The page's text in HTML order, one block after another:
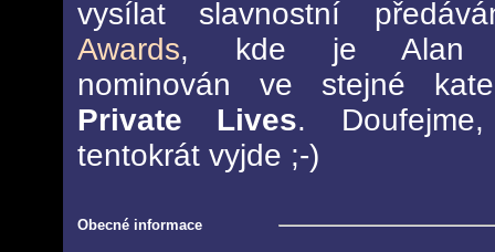
vysílat slavnostní
Awards, kde je Alan
nominován ve stejné
Private Lives.
tentokrát vyjde ;-)
Obecné informace